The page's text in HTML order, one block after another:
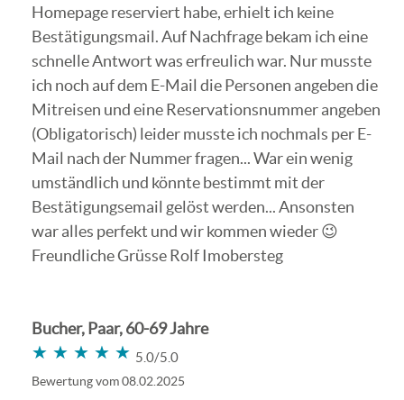
Homepage reserviert habe, erhielt ich keine
Bestätigungsmail. Auf Nachfrage bekam ich eine
schnelle Antwort was erfreulich war. Nur musste
ich noch auf dem E-Mail die Personen angeben die
Mitreisen und eine Reservationsnummer angeben
(Obligatorisch) leider musste ich nochmals per E-
Mail nach der Nummer fragen... War ein wenig
umständlich und könnte bestimmt mit der
Bestätigungsemail gelöst werden... Ansonsten
war alles perfekt und wir kommen wieder 😉
Freundliche Grüsse Rolf Imobersteg
Bucher, Paar, 60-69 Jahre
★★★★★
★★★★★ 5.0/5.0
Bewertung vom 08.02.2025